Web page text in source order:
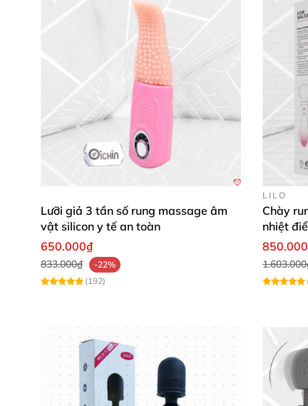
Lưỡi giả 3 tần số rung massage âm
vật silicon y tế an toàn
650.000₫
833.000₫
-22%
(192)
LILO
Chày
nhiệt